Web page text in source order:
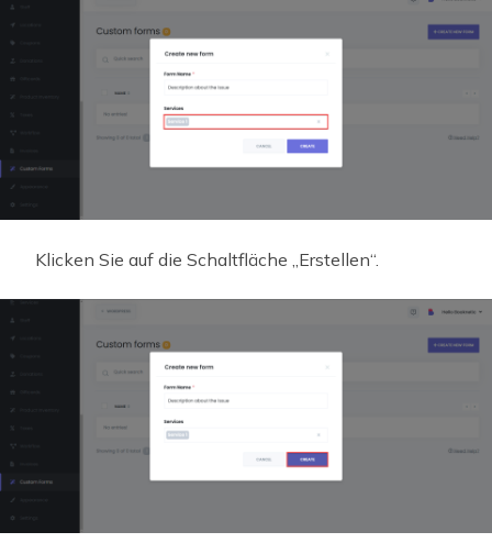
Klicken Sie auf die Schaltfläche „Erstellen“.